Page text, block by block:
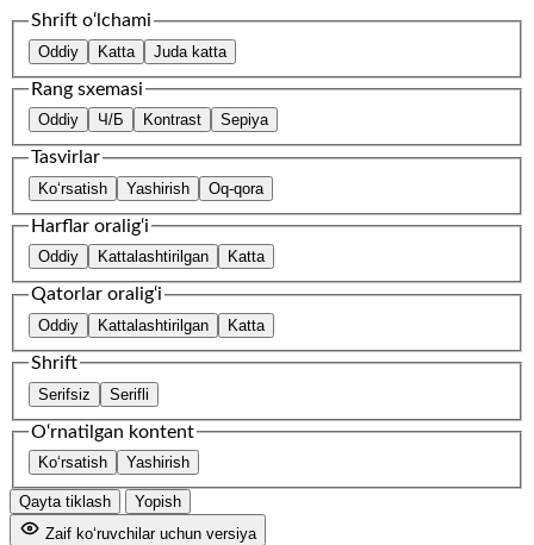
Shrift o‘lchami
Oddiy Katta Juda katta
Rang sxemasi
Oddiy Ч/Б Kontrast Sepiya
Tasvirlar
Ko‘rsatish Yashirish Oq-qora
Harflar oralig‘i
Oddiy Kattalashtirilgan Katta
Qatorlar oralig‘i
Oddiy Kattalashtirilgan Katta
Shrift
Serifsiz Serifli
O‘rnatilgan kontent
Ko‘rsatish Yashirish
Qayta tiklash
Yopish
Zaif ko‘ruvchilar uchun versiya